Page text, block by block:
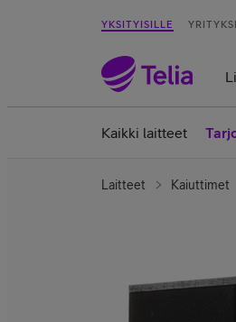
YKSITYISILLE
Kaikki laitteet
Laitteet Kaiuttimet